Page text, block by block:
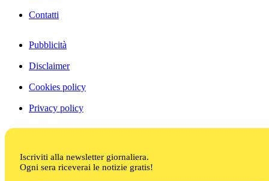
Contatti
Pubblicità
Disclaimer
Cookies policy
Privacy policy
Iscriviti alla newsletter giornaliera.
Ogni sera riceverai le notizie gratis!